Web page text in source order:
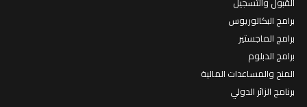
القبول والتسجيل
برامج البكالوريوس
برامج الماجستير
برامج الدبلوم
المنح والمساعدات المالية
برنامج الزائر الدولي